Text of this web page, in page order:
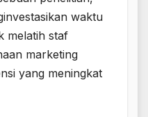
waktu
melatih staf
marketing
yang meningkat